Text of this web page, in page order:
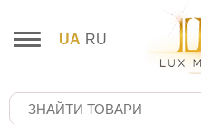
UA RU